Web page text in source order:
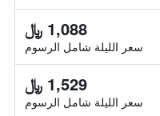
1,088 ﷼
سعر الليلة شامل الرسوم
1,529 ﷼
سعر الليلة شامل الرسوم